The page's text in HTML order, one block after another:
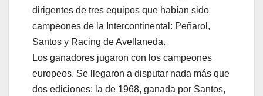
dirigentes de tres equipos que habían sido
campeones de la Intercontinental: Peñarol,
Santos y Racing de Avellaneda.
Los ganadores jugaron con los campeones
europeos. Se llegaron a disputar nada más que
dos ediciones: la de 1968, ganada por Santos,